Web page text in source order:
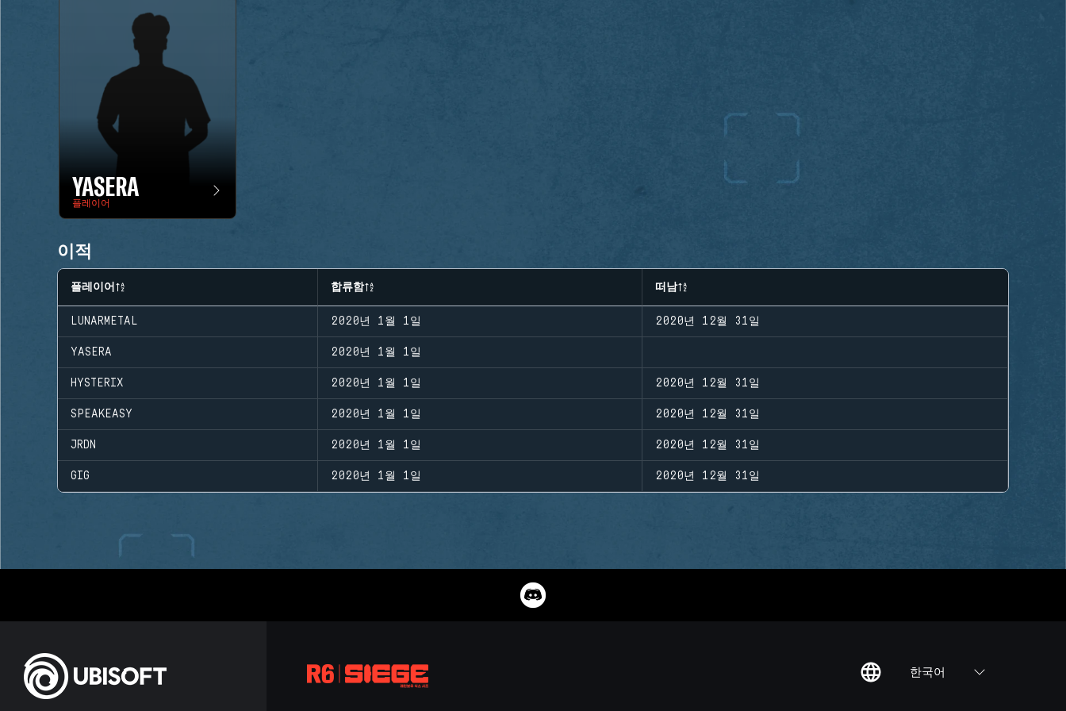
YASERA
플레이어
이적
플레이어 합류함 떠남
LUNARMETAL 2020년 1월 1일 2020년 12월 31일
YASERA 2020년 1월 1일
HYSTERIX 2020년 1월 1일 2020년 12월 31일
SPEAKEASY 2020년 1월 1일 2020년 12월 31일
JRDN 2020년 1월 1일 2020년 12월 31일
GIG 2020년 1월 1일 2020년 12월 31일
한국어